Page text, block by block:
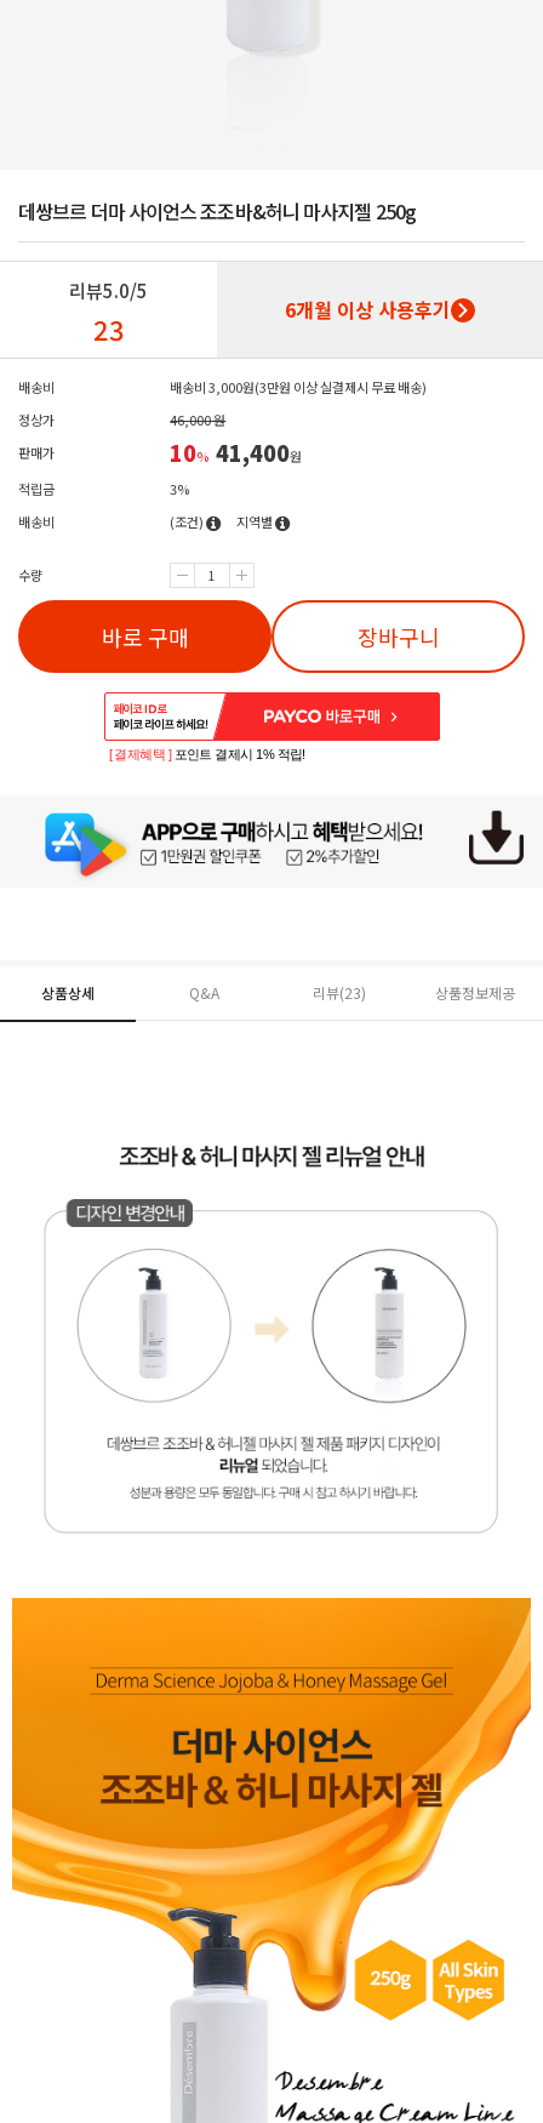
데쌍브르 더마 사이언스 조조바&허니 마사지젤 250g
리뷰5.0/5
23 6개월 이상 사용후기
배송비
배송비 3,000원(3만원 이상 실결제시 무료 배송)
정상가
46,000 원
판매가
10% 41,400원
적립금
3%
배송비
(조건) 지역별
수량
바로 구매 장바구니
페이코 ID로 페
PAYCO 바로구매
[ 결제혜택 ] 포인트 결제시 1% 적립!
상품상세 Q&A 리뷰(23) 상품정보제공